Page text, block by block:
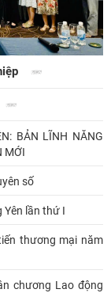
BẢN LĨNH NĂNG
MỚI
số
Yên lần thứ I
thương mại năm
chương Lao động